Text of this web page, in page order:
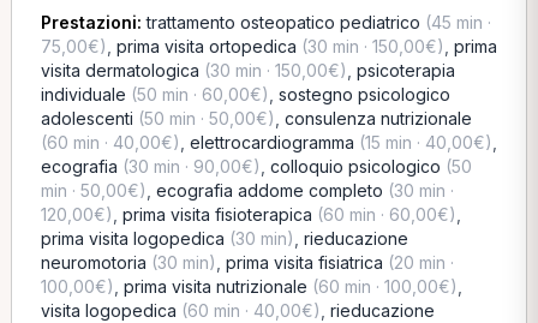
Prestazioni:trattamento osteopatico pediatrico (45 min ·
75,00€) prima visita ortopedica (30 min · 150,00€) prima
visita dermatologica (30 min · 150,00€) psicoterapia
individuale (50 min · 60,00€) sostegno psicologico
adolescenti (50 min · 50,00€) consulenza nutrizionale
(60 min · 40,00€) elettrocardiogramma (15 min · 40,00€)
ecografia (30 min · 90,00€) colloquio psicologico (50
min · 50,00€) ecografia addome completo (30 min ·
120,00€) prima visita fisioterapica (60 min · 60,00€)
prima visita logopedica (30 min) rieducazione
neuromotoria (30 min) prima visita fisiatrica (20 min ·
100,00€) prima visita nutrizionale (60 min · 100,00€)
visita logopedica (60 min · 40,00€) rieducazione